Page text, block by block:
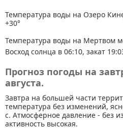
Температура воды на Озеро
+30°
Температура воды на Мертвом
Восход солнца в 06:10, закат
Прогноз погоды на
августа.
Завтра на большей части
температура без изменений,
с. Атмосферное давление - без
активность высокая.